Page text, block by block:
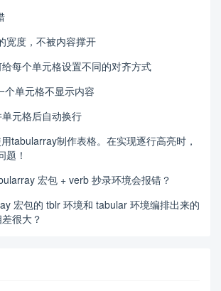
宽度，不被内容撑开
每个单元格设置不同的对齐方式
个单元格不显示内容
元格后自动换行
tabularray制作表格。在实现逐行高亮时，
题！
宏包 + verb 抄录环境会报错？
宏包的 tblr 环境和 tabular 环境编排出来的
很大？